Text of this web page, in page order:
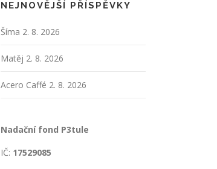
NEJNOVĚJŠÍ PŘÍSPĚVKY
Šíma 2. 8. 2026
Matěj 2. 8. 2026
Acero Caffé 2. 8. 2026
Nadační fond P3tule
IČ: 17529085